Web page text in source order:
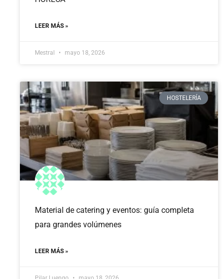
LEER MÁS »
Mestral mayo 18, 2026
HOSTELERÍA
Material de catering y eventos: guía completa
para grandes volúmenes
LEER MÁS »